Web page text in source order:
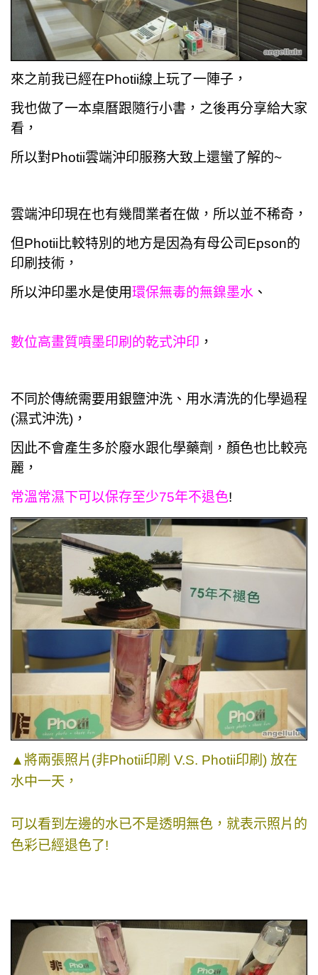
來之前我已經在Photii線上玩了一陣子，
我也做了一本桌曆跟隨行小書，之後再分享給大家
看，
所以對Photii雲端沖印服務大致上還蠻了解的~
雲端沖印現在也有幾間業者在做，所以並不稀奇，
但Photii比較特別的地方是因為有母公司Epson的
印刷技術，
所以沖印墨水是使用環保無毒的無鎳墨水 、
數位高畫質噴墨印刷的乾式沖印 ，
不同於傳統需要用銀鹽沖洗、用水清洗的化學過程
(濕式沖洗)，
因此不會產生多於廢水跟化學藥劑， 顏色也比較亮
麗，
常溫常濕下可以保存至少75年不退色!
▲將兩張照片(非Photii印刷 V.S. Photii印刷) 放在
水中一天，
可以看到左邊的水已不是透明無色，就表示照片的
色彩已經退色了!